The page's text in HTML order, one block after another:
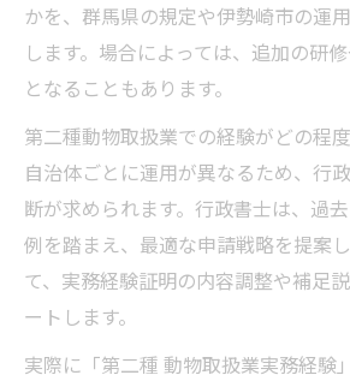
かを、群馬県の規定や伊勢崎市の運
します。場合によっては、追加の研
となることもあります。
第二種動物取扱業での経験がどの程
自治体ごとに運用が異なるため、行
断が求められます。行政書士は、過
例を踏まえ、最適な申請戦略を提案
て、実務経験証明の内容調整や補足
ートします。
実際に「第二種 動物取扱業実務経験